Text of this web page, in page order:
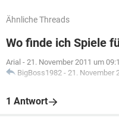
Ähnliche Threads
Wo finde ich Spiele
Arial - 21. November 2011 um
BigBoss1982 - 21. November
1 Antwort